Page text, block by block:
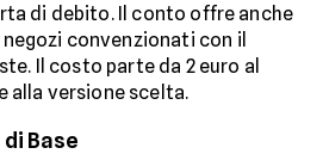
di debito. Il conto offre anche
convenzionati con il
Il costo parte da 2 euro al
alla versione scelta.
Base